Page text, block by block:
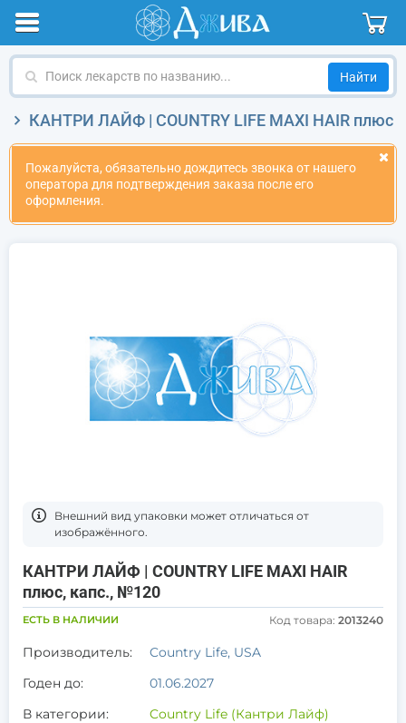
Поиск
названию
КАНТРИ ЛАЙФ | COUNTRY LIFE MAXI HAIR плюс
Пожалуйста, обязательно дождитесь звонка от нашего
оператора для подтверждения заказа после его
оформления.
Bнешний вид упаковки может отличаться от
изображённого.
КАНТРИ ЛАЙФ | COUNTRY LIFE MAXI HAIR
плюс, капс., №120
ЕСТЬ В НАЛИЧИИ Код товара: 2013240
Производитель:
Country Life, USA
Годен до:
01.06.2027
В категории:
Country Life (Кантри Лайф)